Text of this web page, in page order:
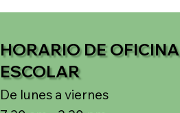
HORARIO DE OFICINA
ESCOLAR
De lunes a viernes